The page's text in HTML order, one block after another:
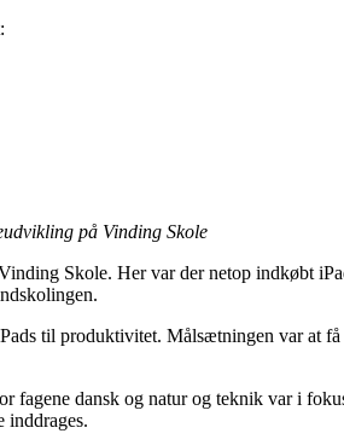
på Vinding Skole
Skole. Her var der netop indkøbt
til produktivitet. Målsætningen var at
fagene dansk og natur og teknik var i
inddrages.